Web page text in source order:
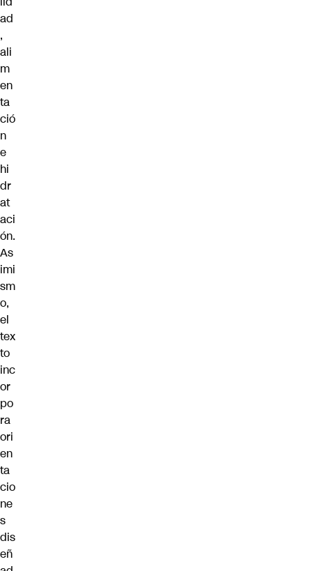
ad
,
ali
m
en
ta
ció
n
e
hi
dr
at
aci
ón.
As
imi
sm
o,
el
tex
to
inc
or
po
ra
ori
en
ta
cio
ne
s
dis
eñ